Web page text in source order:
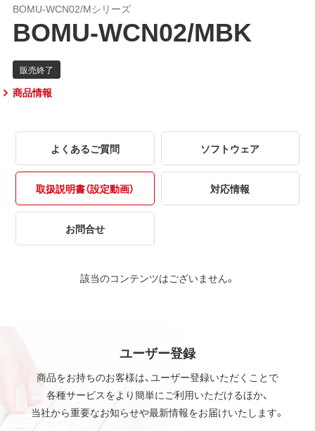
BOMU-WCN02/Mシリーズ
BOMU-WCN02/MBK
商品情報
よくあるご質問 ソフトウェア
取扱説明書（設定動画） 対応情報
お問合せ
該当のコンテンツはございません。
ユーザー登録
商品をお持ちのお客様は、ユーザー登録いただくことで
各種サービスをより簡単にご利用いただけるほか、
当社から重要なお知らせや最新情報をお届けいたします。